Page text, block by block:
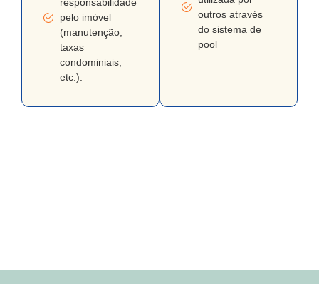
responsabilidade
pelo imóvel
(manutenção,
taxas
condominiais,
etc.).
outros através
do sistema de
pool